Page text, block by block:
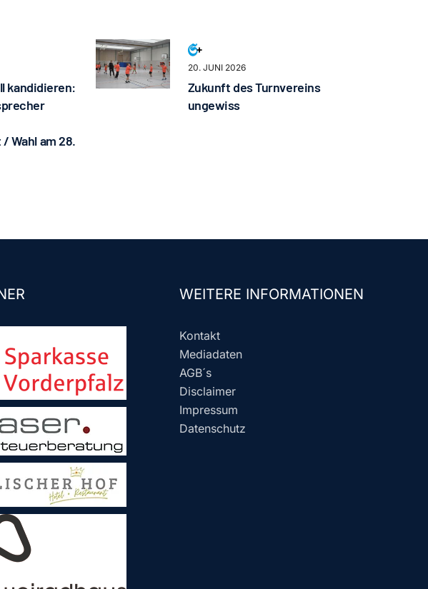
kandidieren:
Wahl am 28.
20. JUNI 2026
Zukunft des Turnvereins
ungewiss
WEITERE INFORMATIONEN
Kontakt
Mediadaten
AGB´s
Disclaimer
Impressum
Datenschutz